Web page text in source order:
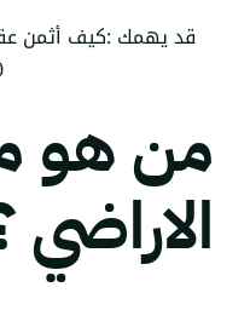
قد يهمك :كيف أثمن
من هو
الاراضي